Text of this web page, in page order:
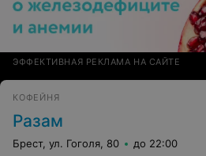
ЭФФЕКТИВНАЯ РЕКЛАМА НА САЙТЕ
КОФЕЙНЯ
Разам
Брест, ул. Гоголя, 80 до 22:00